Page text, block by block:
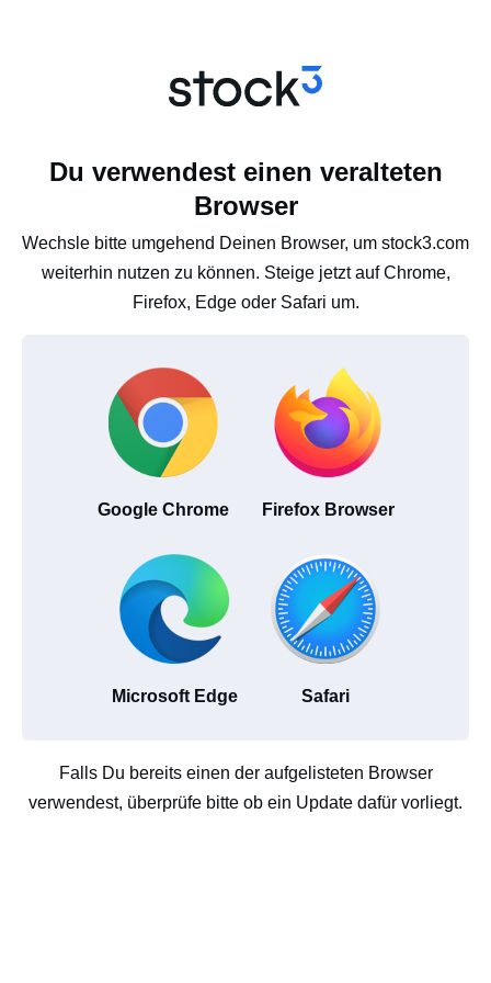
Du verwendest einen veralteten
Browser
Wechsle bitte umgehend Deinen Browser, um stock3.com
weiterhin nutzen zu können. Steige jetzt auf Chrome,
Firefox, Edge oder Safari um.
Google Chrome Firefox Browser
Microsoft Edge Safari
Falls Du bereits einen der aufgelisteten Browser
verwendest, überprüfe bitte ob ein Update dafür vorliegt.